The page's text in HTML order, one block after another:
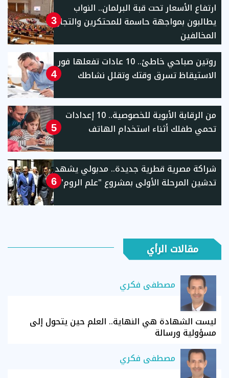
3
ارتفاع الأسعار تحت قبة البرلمان.. النواب
يطالبون بمواجهة حاسمة للمحتكرين والتجار
المخالفين
4
روتين صباحي خاطئ.. 10 عادات تفعلها فور
الاستيقاظ تسرق وقتك وتقلل نشاطك
5
من الرقابة الأبوية للخصوصية.. 10 إعدادات
تحمي طفلك أثناء استخدام الهاتف
6
شراكة مصرية قطرية جديدة.. مدبولي يشهد
تدشين المرحلة الأولى بمشروع "علم الروم"
مقالات الرأي
مصطفى فكري
ليست الشهادة هي النهاية.. العلم حين يتحول إلى
مسؤولية ورسالة
مصطفى فكري